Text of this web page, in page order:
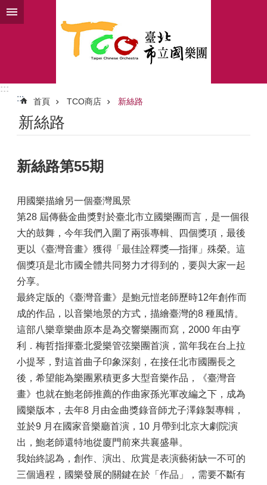
跳到主要內容區塊
:::
:::
首頁 TCO商店 新絲路
新絲路
新絲路第55期
用國樂描繪另一個臺灣風景
第28 屆傳藝金曲獎對於臺北市立國樂團而言，是一個很
大的鼓舞，今年我們入圍了兩張專輯、四個獎項，最後
更以《臺灣音畫》獲得「最佳詮釋獎—指揮」殊榮。這
個獎項是北市國全體共同努力才得到的，要與大家一起
分享。
最終定版的《臺灣音畫》是鮑元愷老師歷時12年創作而
成的作品，以音樂地景的方式，描繪臺灣的8 種風情。
這部八樂章樂曲原本是為交響樂團而寫，2000 年由亨
利．梅哲指揮臺北愛樂管弦樂團首演，當年我在台上拉
小提琴，對這首曲子印象深刻，在接任北市國團長之
後，希望能為樂團累積更多大型音樂作品，《臺灣音
畫》也就在鮑老師推薦的作曲家孫光軍改編之下，成為
國樂版本，去年8 月由金曲獎錄音師尤子澤錄製專輯，
並於9 月在國家音樂廳首演，10 月帶到北京大劇院演
出，鮑老師還特地從廈門前來共襄盛舉。
我始終認為，創作、演出、欣賞是表演藝術缺一不可的
三個過程，國樂發展的關鍵在於「作品」，需要不斷有